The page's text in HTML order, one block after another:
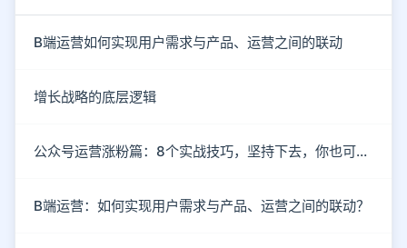
B端运营如何实现用户需求与产品、运营之间的联动
增长战略的底层逻辑
公众号运营涨粉篇：8个实战技巧，坚持下去，你也可以成为大V！
B端运营：如何实现用户需求与产品、运营之间的联动？